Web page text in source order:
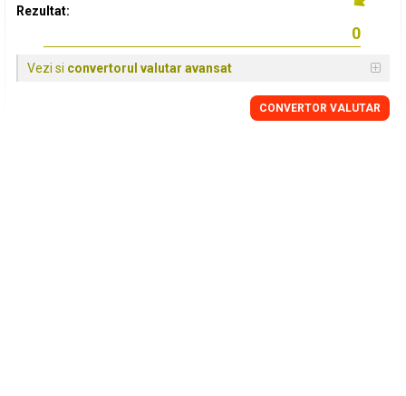
Rezultat:
Vezi si convertorul valutar avansat
CONVERTOR VALUTAR